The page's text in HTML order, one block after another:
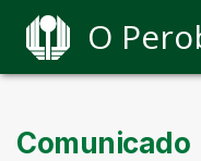
O
Comunicado